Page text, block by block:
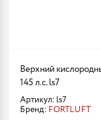
Верхний
145 л.с. ls7
Артикул: ls7
Бренд: FORTLUFT